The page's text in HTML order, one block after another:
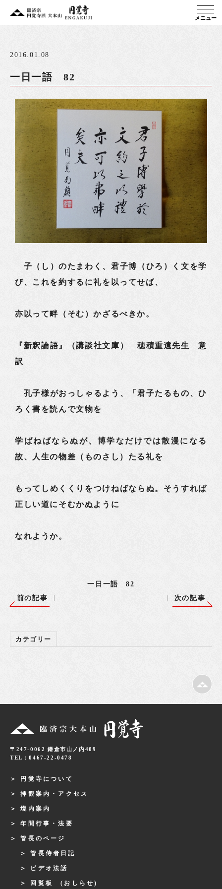
メニュー
2016.01.08
一日一語 82
子（し）のたまわく、君子博（ひろ）く文を学
び、これを約するに礼を以ってせば、
亦以って畔（そむ）かざるべきか。
『新釈論語』（講談社文庫） 穂積重遠先生 意
訳
孔子様がおっしゃるよう、「君子たるもの、ひ
ろく書を読んで文物を
学ばねばならぬが、博学なだけでは散漫になる
故、人生の物差（ものさし）たる礼を
もってしめくくりをつけねばならぬ。そうすれば
正しい道にそむかぬように
なれようか。
一日一語 82
前の記事
次の記事
カテゴリー
〒247-0062 鎌倉市山ノ内409
TEL：0467-22-0478
円覚寺について
拝観案内・アクセス
境内案内
年間行事・法要
管長のページ
管長侍者日記
ビデオ法話
回覧板 (おしらせ)